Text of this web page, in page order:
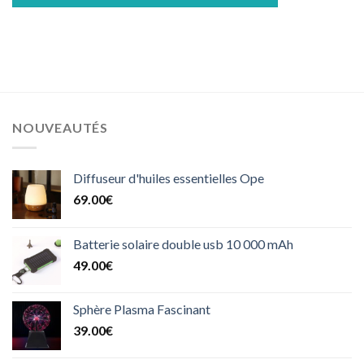
NOUVEAUTÉS
Diffuseur d'huiles essentielles Ope
69.00€
Batterie solaire double usb 10 000 mAh
49.00€
Sphère Plasma Fascinant
39.00€